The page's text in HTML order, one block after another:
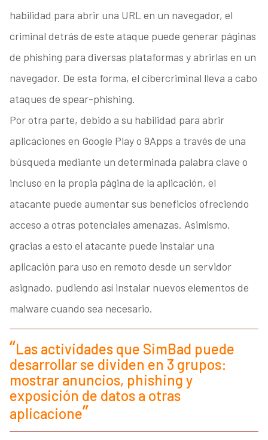
habilidad para abrir una URL en un navegador, el
criminal detrás de este ataque puede generar páginas
de phishing para diversas plataformas y abrirlas en un
navegador. De esta forma, el cibercriminal lleva a cabo
ataques de spear-phishing.
Por otra parte, debido a su habilidad para abrir
aplicaciones en Google Play o 9Apps a través de una
búsqueda mediante un determinada palabra clave o
incluso en la propia página de la aplicación, el
atacante puede aumentar sus beneficios ofreciendo
acceso a otras potenciales amenazas. Asimismo,
gracias a esto el atacante puede instalar una
aplicación para uso en remoto desde un servidor
asignado, pudiendo así instalar nuevos elementos de
malware cuando sea necesario.
Las actividades que SimBad puede
desarrollar se dividen en 3 grupos:
mostrar anuncios, phishing y
exposición de datos a otras
aplicacione